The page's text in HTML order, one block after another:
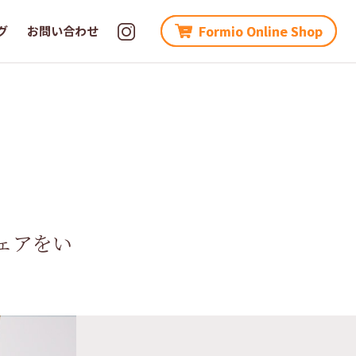
お問い合わせ Formio Online Shop
アをい
お問い合わせ Formio Online Shop